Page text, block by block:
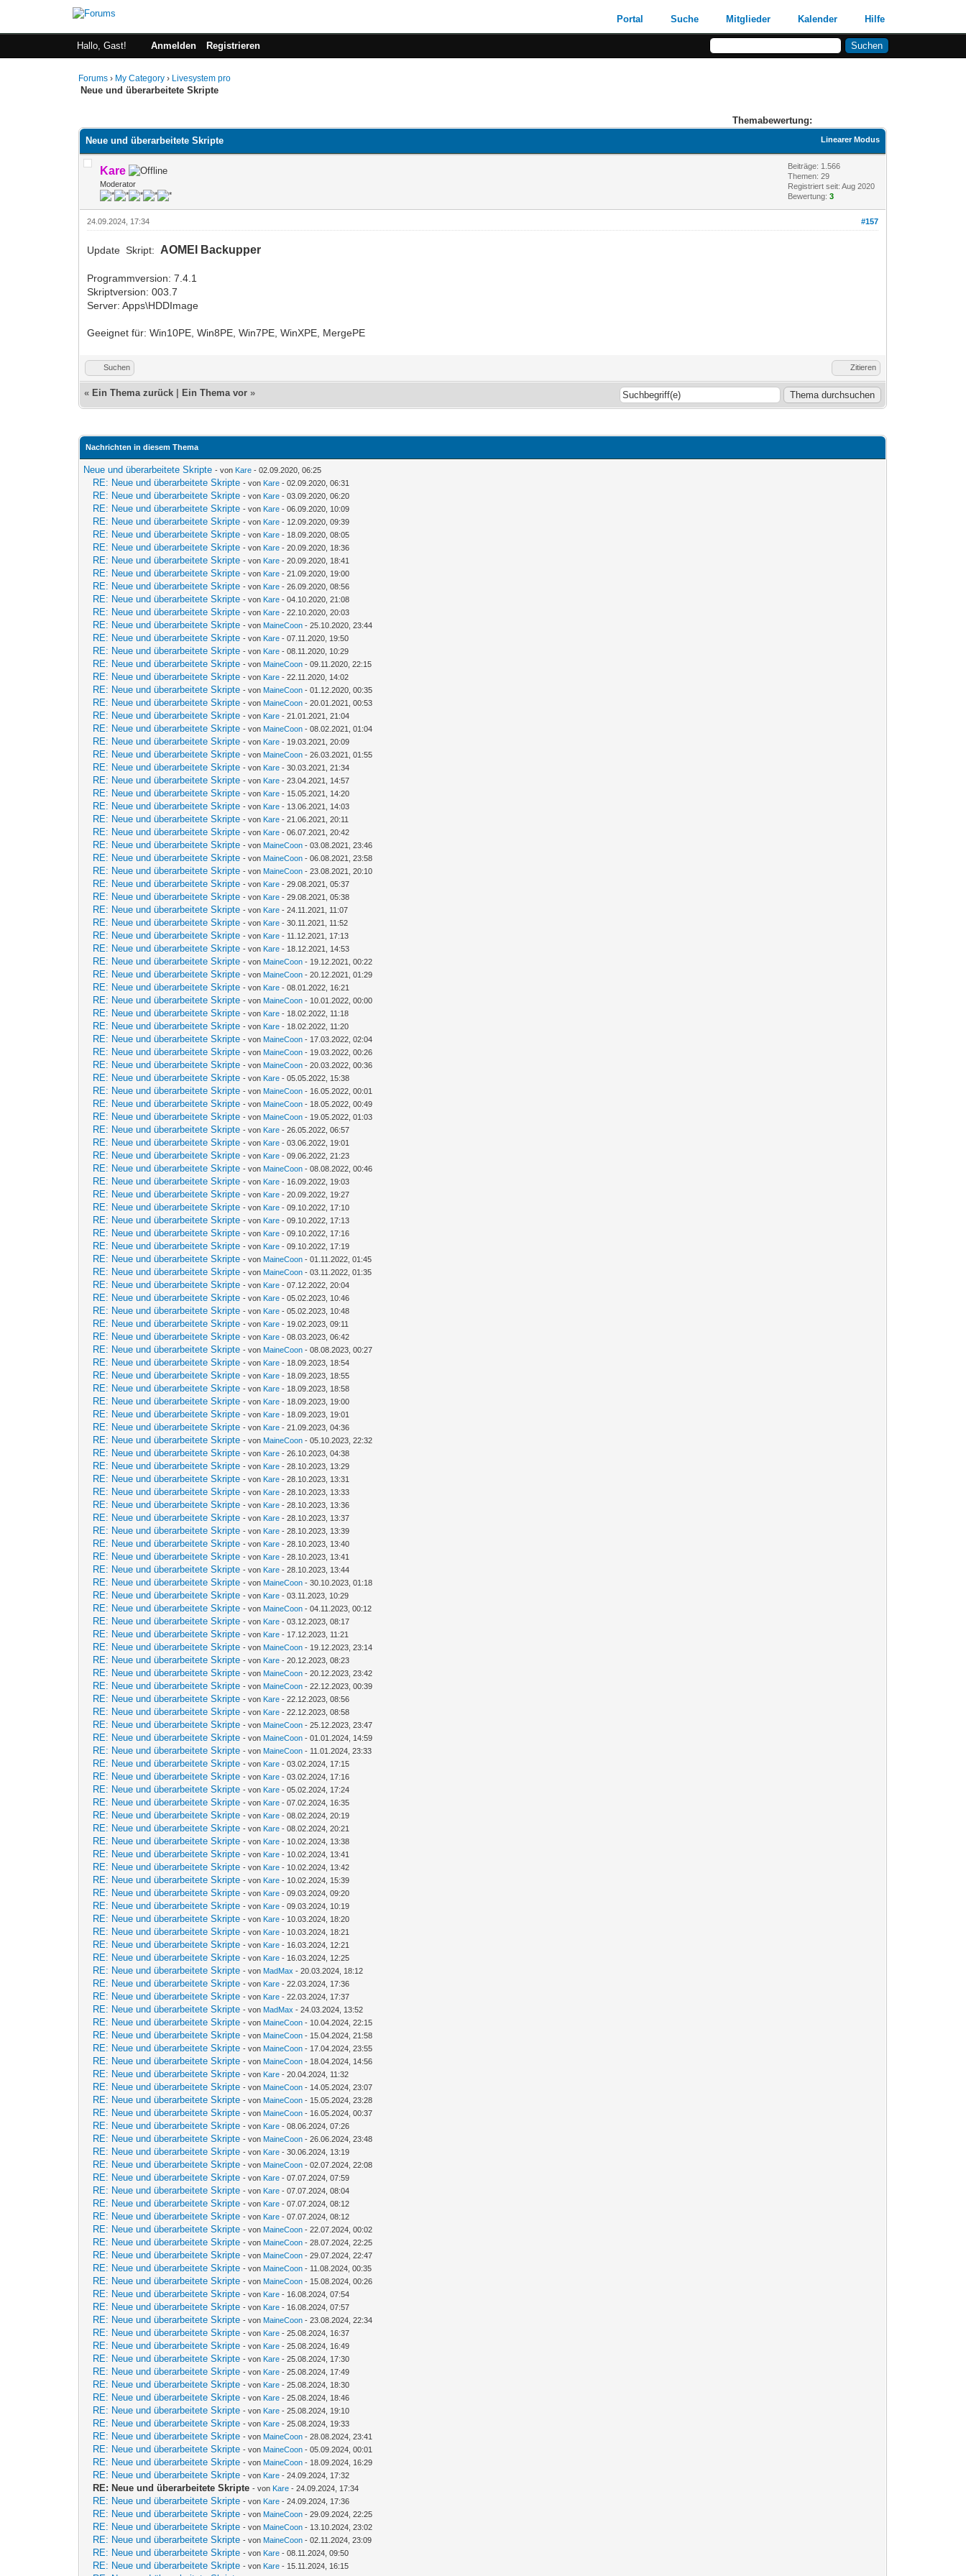
Portal Suche Mitglieder Kalender Hilfe
Hallo, Gast! Anmelden Registrieren
Forums › My Category › Livesystem pro
Neue und überarbeitete Skripte
Themabewertung:
Linearer Modus
Neue und überarbeitete Skripte
Kare
Moderator
Beiträge: 1.566
Themen: 29
Registriert seit: Aug 2020
Bewertung:3
#157
24.09.2024, 17:34
Update Skript: AOMEI Backupper
Programmversion: 7.4.1
Skriptversion: 003.7
Server: Apps\HDDImage
Geeignet für: Win10PE, Win8PE, Win7PE, WinXPE, MergePE
Suchen Zitieren
« Ein Thema zurück Ein Thema vor »
Nachrichten in diesem Thema
Neue und überarbeitete Skripte - von Kare - 02.09.2020, 06:25
RE: Neue und überarbeitete Skripte - von Kare - 02.09.2020, 06:31
RE: Neue und überarbeitete Skripte - von Kare - 03.09.2020, 06:20
RE: Neue und überarbeitete Skripte - von Kare - 06.09.2020, 10:09
RE: Neue und überarbeitete Skripte - von Kare - 12.09.2020, 09:39
RE: Neue und überarbeitete Skripte - von Kare - 18.09.2020, 08:05
RE: Neue und überarbeitete Skripte - von Kare - 20.09.2020, 18:36
RE: Neue und überarbeitete Skripte - von Kare - 20.09.2020, 18:41
RE: Neue und überarbeitete Skripte - von Kare - 21.09.2020, 19:00
RE: Neue und überarbeitete Skripte - von Kare - 26.09.2020, 08:56
RE: Neue und überarbeitete Skripte - von Kare - 04.10.2020, 21:08
RE: Neue und überarbeitete Skripte - von Kare - 22.10.2020, 20:03
RE: Neue und überarbeitete Skripte - von MaineCoon - 25.10.2020, 23:44
RE: Neue und überarbeitete Skripte - von Kare - 07.11.2020, 19:50
RE: Neue und überarbeitete Skripte - von Kare - 08.11.2020, 10:29
RE: Neue und überarbeitete Skripte - von MaineCoon - 09.11.2020, 22:15
RE: Neue und überarbeitete Skripte - von Kare - 22.11.2020, 14:02
RE: Neue und überarbeitete Skripte - von MaineCoon - 01.12.2020, 00:35
RE: Neue und überarbeitete Skripte - von MaineCoon - 20.01.2021, 00:53
RE: Neue und überarbeitete Skripte - von Kare - 21.01.2021, 21:04
RE: Neue und überarbeitete Skripte - von MaineCoon - 08.02.2021, 01:04
RE: Neue und überarbeitete Skripte - von Kare - 19.03.2021, 20:09
RE: Neue und überarbeitete Skripte - von MaineCoon - 26.03.2021, 01:55
RE: Neue und überarbeitete Skripte - von Kare - 30.03.2021, 21:34
RE: Neue und überarbeitete Skripte - von Kare - 23.04.2021, 14:57
RE: Neue und überarbeitete Skripte - von Kare - 15.05.2021, 14:20
RE: Neue und überarbeitete Skripte - von Kare - 13.06.2021, 14:03
RE: Neue und überarbeitete Skripte - von Kare - 21.06.2021, 20:11
RE: Neue und überarbeitete Skripte - von Kare - 06.07.2021, 20:42
RE: Neue und überarbeitete Skripte - von MaineCoon - 03.08.2021, 23:46
RE: Neue und überarbeitete Skripte - von MaineCoon - 06.08.2021, 23:58
RE: Neue und überarbeitete Skripte - von MaineCoon - 23.08.2021, 20:10
RE: Neue und überarbeitete Skripte - von Kare - 29.08.2021, 05:37
RE: Neue und überarbeitete Skripte - von Kare - 29.08.2021, 05:38
RE: Neue und überarbeitete Skripte - von Kare - 24.11.2021, 11:07
RE: Neue und überarbeitete Skripte - von Kare - 30.11.2021, 11:52
RE: Neue und überarbeitete Skripte - von Kare - 11.12.2021, 17:13
RE: Neue und überarbeitete Skripte - von Kare - 18.12.2021, 14:53
RE: Neue und überarbeitete Skripte - von MaineCoon - 19.12.2021, 00:22
RE: Neue und überarbeitete Skripte - von MaineCoon - 20.12.2021, 01:29
RE: Neue und überarbeitete Skripte - von Kare - 08.01.2022, 16:21
RE: Neue und überarbeitete Skripte - von MaineCoon - 10.01.2022, 00:00
RE: Neue und überarbeitete Skripte - von Kare - 18.02.2022, 11:18
RE: Neue und überarbeitete Skripte - von Kare - 18.02.2022, 11:20
RE: Neue und überarbeitete Skripte - von MaineCoon - 17.03.2022, 02:04
RE: Neue und überarbeitete Skripte - von MaineCoon - 19.03.2022, 00:26
RE: Neue und überarbeitete Skripte - von MaineCoon - 20.03.2022, 00:36
RE: Neue und überarbeitete Skripte - von Kare - 05.05.2022, 15:38
RE: Neue und überarbeitete Skripte - von MaineCoon - 16.05.2022, 00:01
RE: Neue und überarbeitete Skripte - von MaineCoon - 18.05.2022, 00:49
RE: Neue und überarbeitete Skripte - von MaineCoon - 19.05.2022, 01:03
RE: Neue und überarbeitete Skripte - von Kare - 26.05.2022, 06:57
RE: Neue und überarbeitete Skripte - von Kare - 03.06.2022, 19:01
RE: Neue und überarbeitete Skripte - von Kare - 09.06.2022, 21:23
RE: Neue und überarbeitete Skripte - von MaineCoon - 08.08.2022, 00:46
RE: Neue und überarbeitete Skripte - von Kare - 16.09.2022, 19:03
RE: Neue und überarbeitete Skripte - von Kare - 20.09.2022, 19:27
RE: Neue und überarbeitete Skripte - von Kare - 09.10.2022, 17:10
RE: Neue und überarbeitete Skripte - von Kare - 09.10.2022, 17:13
RE: Neue und überarbeitete Skripte - von Kare - 09.10.2022, 17:16
RE: Neue und überarbeitete Skripte - von Kare - 09.10.2022, 17:19
RE: Neue und überarbeitete Skripte - von MaineCoon - 01.11.2022, 01:45
RE: Neue und überarbeitete Skripte - von MaineCoon - 03.11.2022, 01:35
RE: Neue und überarbeitete Skripte - von Kare - 07.12.2022, 20:04
RE: Neue und überarbeitete Skripte - von Kare - 05.02.2023, 10:46
RE: Neue und überarbeitete Skripte - von Kare - 05.02.2023, 10:48
RE: Neue und überarbeitete Skripte - von Kare - 19.02.2023, 09:11
RE: Neue und überarbeitete Skripte - von Kare - 08.03.2023, 06:42
RE: Neue und überarbeitete Skripte - von MaineCoon - 08.08.2023, 00:27
RE: Neue und überarbeitete Skripte - von Kare - 18.09.2023, 18:54
RE: Neue und überarbeitete Skripte - von Kare - 18.09.2023, 18:55
RE: Neue und überarbeitete Skripte - von Kare - 18.09.2023, 18:58
RE: Neue und überarbeitete Skripte - von Kare - 18.09.2023, 19:00
RE: Neue und überarbeitete Skripte - von Kare - 18.09.2023, 19:01
RE: Neue und überarbeitete Skripte - von Kare - 21.09.2023, 04:36
RE: Neue und überarbeitete Skripte - von MaineCoon - 05.10.2023, 22:32
RE: Neue und überarbeitete Skripte - von Kare - 26.10.2023, 04:38
RE: Neue und überarbeitete Skripte - von Kare - 28.10.2023, 13:29
RE: Neue und überarbeitete Skripte - von Kare - 28.10.2023, 13:31
RE: Neue und überarbeitete Skripte - von Kare - 28.10.2023, 13:33
RE: Neue und überarbeitete Skripte - von Kare - 28.10.2023, 13:36
RE: Neue und überarbeitete Skripte - von Kare - 28.10.2023, 13:37
RE: Neue und überarbeitete Skripte - von Kare - 28.10.2023, 13:39
RE: Neue und überarbeitete Skripte - von Kare - 28.10.2023, 13:40
RE: Neue und überarbeitete Skripte - von Kare - 28.10.2023, 13:41
RE: Neue und überarbeitete Skripte - von Kare - 28.10.2023, 13:44
RE: Neue und überarbeitete Skripte - von MaineCoon - 30.10.2023, 01:18
RE: Neue und überarbeitete Skripte - von Kare - 03.11.2023, 10:29
RE: Neue und überarbeitete Skripte - von MaineCoon - 04.11.2023, 00:12
RE: Neue und überarbeitete Skripte - von Kare - 03.12.2023, 08:17
RE: Neue und überarbeitete Skripte - von Kare - 17.12.2023, 11:21
RE: Neue und überarbeitete Skripte - von MaineCoon - 19.12.2023, 23:14
RE: Neue und überarbeitete Skripte - von Kare - 20.12.2023, 08:23
RE: Neue und überarbeitete Skripte - von MaineCoon - 20.12.2023, 23:42
RE: Neue und überarbeitete Skripte - von MaineCoon - 22.12.2023, 00:39
RE: Neue und überarbeitete Skripte - von Kare - 22.12.2023, 08:56
RE: Neue und überarbeitete Skripte - von Kare - 22.12.2023, 08:58
RE: Neue und überarbeitete Skripte - von MaineCoon - 25.12.2023, 23:47
RE: Neue und überarbeitete Skripte - von MaineCoon - 01.01.2024, 14:59
RE: Neue und überarbeitete Skripte - von MaineCoon - 11.01.2024, 23:33
RE: Neue und überarbeitete Skripte - von Kare - 03.02.2024, 17:15
RE: Neue und überarbeitete Skripte - von Kare - 03.02.2024, 17:16
RE: Neue und überarbeitete Skripte - von Kare - 05.02.2024, 17:24
RE: Neue und überarbeitete Skripte - von Kare - 07.02.2024, 16:35
RE: Neue und überarbeitete Skripte - von Kare - 08.02.2024, 20:19
RE: Neue und überarbeitete Skripte - von Kare - 08.02.2024, 20:21
RE: Neue und überarbeitete Skripte - von Kare - 10.02.2024, 13:38
RE: Neue und überarbeitete Skripte - von Kare - 10.02.2024, 13:41
RE: Neue und überarbeitete Skripte - von Kare - 10.02.2024, 13:42
RE: Neue und überarbeitete Skripte - von Kare - 10.02.2024, 15:39
RE: Neue und überarbeitete Skripte - von Kare - 09.03.2024, 09:20
RE: Neue und überarbeitete Skripte - von Kare - 09.03.2024, 10:19
RE: Neue und überarbeitete Skripte - von Kare - 10.03.2024, 18:20
RE: Neue und überarbeitete Skripte - von Kare - 10.03.2024, 18:21
RE: Neue und überarbeitete Skripte - von Kare - 16.03.2024, 12:21
RE: Neue und überarbeitete Skripte - von Kare - 16.03.2024, 12:25
RE: Neue und überarbeitete Skripte - von MadMax - 20.03.2024, 18:12
RE: Neue und überarbeitete Skripte - von Kare - 22.03.2024, 17:36
RE: Neue und überarbeitete Skripte - von Kare - 22.03.2024, 17:37
RE: Neue und überarbeitete Skripte - von MadMax - 24.03.2024, 13:52
RE: Neue und überarbeitete Skripte - von MaineCoon - 10.04.2024, 22:15
RE: Neue und überarbeitete Skripte - von MaineCoon - 15.04.2024, 21:58
RE: Neue und überarbeitete Skripte - von MaineCoon - 17.04.2024, 23:55
RE: Neue und überarbeitete Skripte - von MaineCoon - 18.04.2024, 14:56
RE: Neue und überarbeitete Skripte - von Kare - 20.04.2024, 11:32
RE: Neue und überarbeitete Skripte - von MaineCoon - 14.05.2024, 23:07
RE: Neue und überarbeitete Skripte - von MaineCoon - 15.05.2024, 23:28
RE: Neue und überarbeitete Skripte - von MaineCoon - 16.05.2024, 00:37
RE: Neue und überarbeitete Skripte - von Kare - 08.06.2024, 07:26
RE: Neue und überarbeitete Skripte - von MaineCoon - 26.06.2024, 23:48
RE: Neue und überarbeitete Skripte - von Kare - 30.06.2024, 13:19
RE: Neue und überarbeitete Skripte - von MaineCoon - 02.07.2024, 22:08
RE: Neue und überarbeitete Skripte - von Kare - 07.07.2024, 07:59
RE: Neue und überarbeitete Skripte - von Kare - 07.07.2024, 08:04
RE: Neue und überarbeitete Skripte - von Kare - 07.07.2024, 08:12
RE: Neue und überarbeitete Skripte - von Kare - 07.07.2024, 08:12
RE: Neue und überarbeitete Skripte - von MaineCoon - 22.07.2024, 00:02
RE: Neue und überarbeitete Skripte - von MaineCoon - 28.07.2024, 22:25
RE: Neue und überarbeitete Skripte - von MaineCoon - 29.07.2024, 22:47
RE: Neue und überarbeitete Skripte - von MaineCoon - 11.08.2024, 00:35
RE: Neue und überarbeitete Skripte - von MaineCoon - 15.08.2024, 00:26
RE: Neue und überarbeitete Skripte - von Kare - 16.08.2024, 07:54
RE: Neue und überarbeitete Skripte - von Kare - 16.08.2024, 07:57
RE: Neue und überarbeitete Skripte - von MaineCoon - 23.08.2024, 22:34
RE: Neue und überarbeitete Skripte - von Kare - 25.08.2024, 16:37
RE: Neue und überarbeitete Skripte - von Kare - 25.08.2024, 16:49
RE: Neue und überarbeitete Skripte - von Kare - 25.08.2024, 17:30
RE: Neue und überarbeitete Skripte - von Kare - 25.08.2024, 17:49
RE: Neue und überarbeitete Skripte - von Kare - 25.08.2024, 18:30
RE: Neue und überarbeitete Skripte - von Kare - 25.08.2024, 18:46
RE: Neue und überarbeitete Skripte - von Kare - 25.08.2024, 19:10
RE: Neue und überarbeitete Skripte - von Kare - 25.08.2024, 19:33
RE: Neue und überarbeitete Skripte - von MaineCoon - 28.08.2024, 23:41
RE: Neue und überarbeitete Skripte - von MaineCoon - 05.09.2024, 00:01
RE: Neue und überarbeitete Skripte - von MaineCoon - 18.09.2024, 16:29
RE: Neue und überarbeitete Skripte - von Kare - 24.09.2024, 17:32
RE: Neue und überarbeitete Skripte - von Kare - 24.09.2024, 17:34
RE: Neue und überarbeitete Skripte - von Kare - 24.09.2024, 17:36
RE: Neue und überarbeitete Skripte - von MaineCoon - 29.09.2024, 22:25
RE: Neue und überarbeitete Skripte - von MaineCoon - 13.10.2024, 23:02
RE: Neue und überarbeitete Skripte - von MaineCoon - 02.11.2024, 23:09
RE: Neue und überarbeitete Skripte - von Kare - 08.11.2024, 09:50
RE: Neue und überarbeitete Skripte - von Kare - 15.11.2024, 16:15